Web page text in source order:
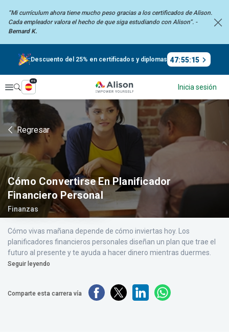
“Mi currículum ahora tiene mucho peso gracias a los certificados de Alison.
Cada empleadorvalora el hecho de que siga estudiando con Alison”. -
Bernard K.
Descuento del 25% en certificados y diplomas 47:55:14
Explorar
es
Inicia sesión
Regresar
Cómo Convertirse En Planificador
Financiero Personal
Finanzas
Cómo vivas mañana depende de cómo inviertas hoy. Los
planificadores financieros personales diseñan un plan que trae el
futuro al presente y te ayuda a hacer dinero mientras duermes.
Seguir leyendo
Comparte esta carrera vía